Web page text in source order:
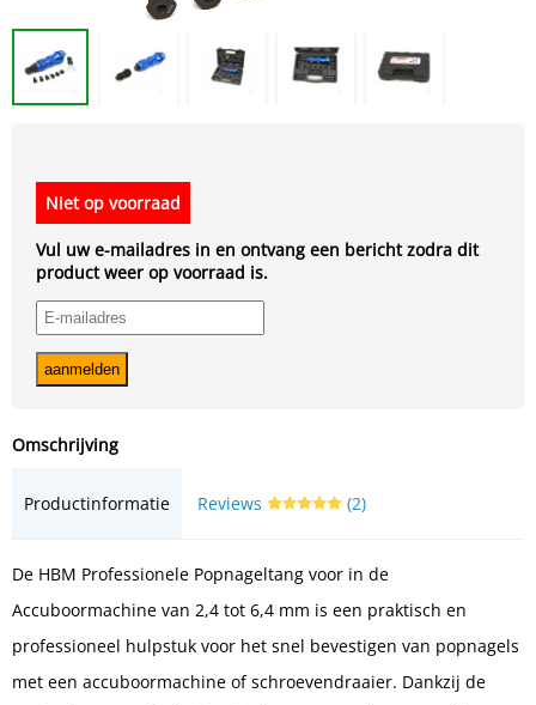
Niet op voorraad
Vul uw e-mailadres in en ontvang een bericht zodra dit
product weer op voorraad is.
Omschrijving
Productinformatie Reviews (2)
De HBM Professionele Popnageltang voor in de
Accuboormachine van 2,4 tot 6,4 mm is een praktisch en
professioneel hulpstuk voor het snel bevestigen van popnagels
met een accuboormachine of schroevendraaier. Dankzij de